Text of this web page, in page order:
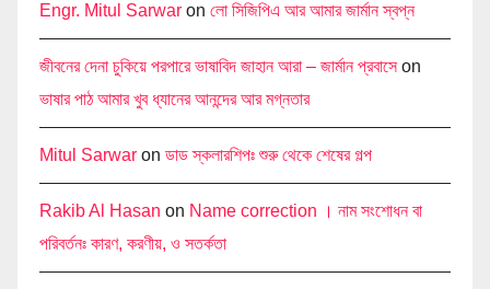
Engr. Mitul Sarwar on লো সিজিপিএ আর আমার জার্মান স্বপ্ন
জীবনের দেনা চুকিয়ে পরপারে ভাষাবিদ জাহান আরা – জার্মান প্রবাসেon
ভাষার পাঠ আমার খুব ধ্যানের আনন্দের আর মগ্নতার
Mitul Sarwar on ডাড স্কলারশিপঃ শুরু থেকে শেষের গল্প
Rakib Al Hasan on Name correction । নাম সংশোধন বা
পরিবর্তনঃ কারণ, করণীয়, ও সতর্কতা